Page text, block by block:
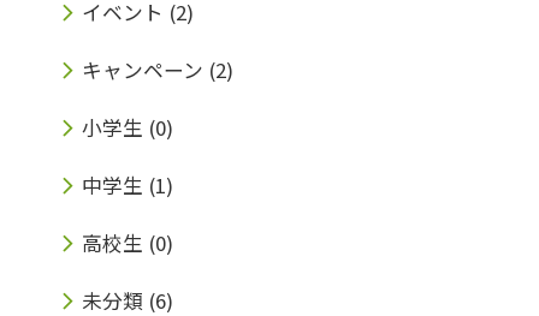
イベント (2)
キャンペーン (2)
小学生 (0)
中学生 (1)
高校生 (0)
未分類 (6)